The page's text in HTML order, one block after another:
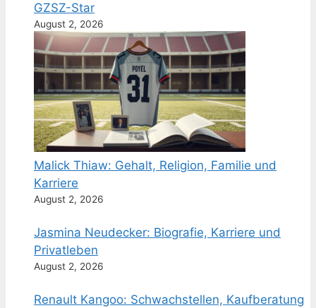
GZSZ-Star
August 2, 2026
Malick Thiaw: Gehalt, Religion, Familie und
Karriere
August 2, 2026
Jasmina Neudecker: Biografie, Karriere und
Privatleben
August 2, 2026
Renault Kangoo: Schwachstellen, Kaufberatung